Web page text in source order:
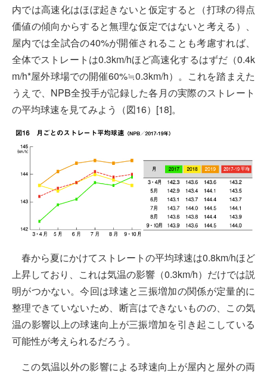
内では高速化はほぼ起きないと仮定すると（打球の得点
価値の傾向からすると無理な仮定ではないと考える）、
屋内では全試合の40%が開催されることも考慮すれば、
全体でストレートは0.3km/hほど高速化するはずだ（0.4k
m/h*屋外球場での開催60%≒0.3km/h）。これを踏まえた
うえで、NPB全投手が記録した各月の実際のストレート
の平均球速を見てみよう（図16）[18]。
春から夏にかけてストレートの平均球速は0.8km/hほど
上昇しており、これは気温の影響（0.3km/h）だけでは説
明がつかない。今回は球速と三振増加の関係が定量的に
整理できていないため、断言はできないものの、この気
温の影響以上の球速向上が三振増加を引き起こしている
可能性が考えられるだろう。
この気温以外の影響による球速向上が屋内と屋外の両